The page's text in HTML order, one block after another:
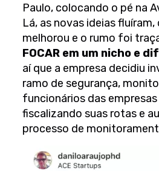
Paulo, colocando o pé na
Lá, as novas ideias
melhorou e o rumo foi
FOCAR em um nicho e
aí que a empresa decidiu
ramo de segurança,
funcionários das
fiscalizando suas rotas e
processo de